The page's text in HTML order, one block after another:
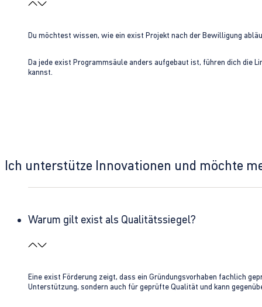
Du möchtest wissen, wie ein exist Projekt nach der Bewilligung
Da jede exist Programmsäule anders aufgebaut ist, führen dich die
kannst.
Ich unterstütze Innovationen und möchte
Warum gilt exist als Qualitätssiegel?
Eine exist Förderung zeigt, dass ein Gründungsvorhaben fachlich
Unterstützung, sondern auch für geprüfte Qualität und kann